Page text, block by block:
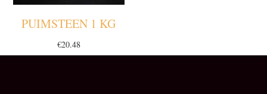
PUIMSTEEN 1 KG
€20.48